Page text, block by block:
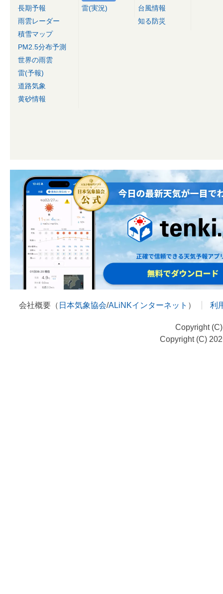
長期予報
雨雲レーダー
積雪マップ
PM2.5分布予測
世界の雨雲
雷(予報)
道路気象
黄砂情報
雷(実況)
台風情報
知る防災
会社概要（ 日本気象協会/ALiNKインターネット ） 利
Copyright
Copyright (C)